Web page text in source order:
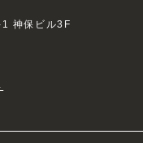
神保ビル3F